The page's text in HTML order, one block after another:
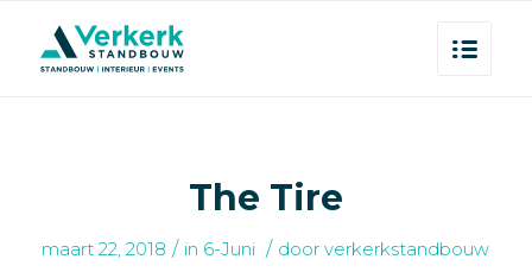
The Tire
maart 22, 2018 / in 6-Juni / doorverkerkstandbouw